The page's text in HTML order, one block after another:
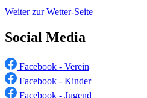
Weiter zur Wetter-Seite
Social Media
Facebook - Verein
Facebook - Kinder
Facebook - Jugend